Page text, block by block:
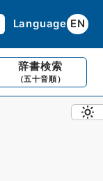
Language EN
辞書検索
（五十音順）